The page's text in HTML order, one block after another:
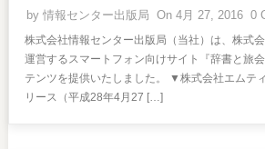
by情報センター出版局 On 4月 27, 2016 0
株式会社情報センター出版局（当社）は、株式
運営するスマートフォン向けサイト『辞書と旅
テンツを提供いたしました。 ▼株式会社エムテ
リース（平成28年4月27 […]